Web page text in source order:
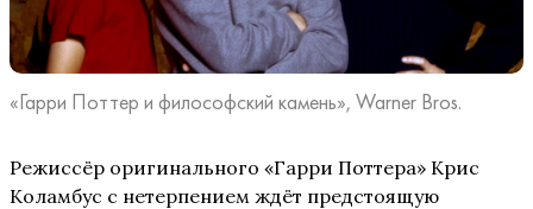
«Гарри Поттер и философский камень», Warner Bros.
Режиссёр оригинального «Гарри Поттера» Крис
Коламбус с нетерпением ждёт предстоящую